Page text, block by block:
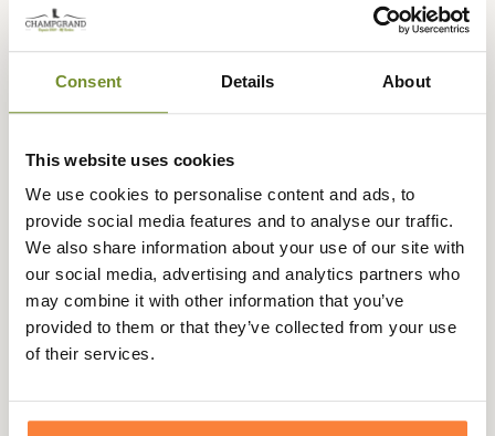
Consent Details About
This website uses cookies
We use cookies to personalise content and ads, to
provide social media features and to analyse our traffic.
We also share information about your use of our site with
our social media, advertising and analytics partners who
may combine it with other information that you’ve
provided to them or that they’ve collected from your use
of their services.
doux voir chaude.
Cette chemise Filson comporte 2 poches à boutons sur le
buste.
Remarque :Les vêtements Filson taillent assez grands, si
pour cette marque.
Fiche technique
Matières 100% Coton
Composition 100% Coton
Matière Coton